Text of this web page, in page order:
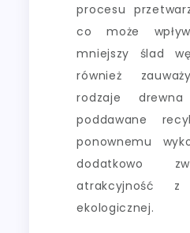
procesu
co może
mniejszy ślad
również
rodzaje
poddawane
ponownemu
dodatkowo
atrakcyjność z
ekologicznej.